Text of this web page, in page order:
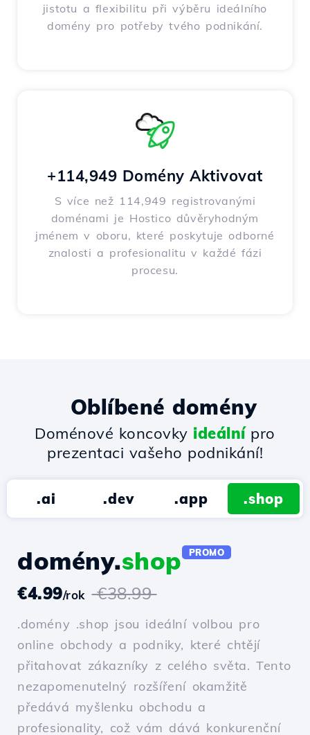
jistotu a flexibilitu při výběru ideálního
domény pro potřeby tvého podnikání.
+114,949 Domény Aktivovat
S více než 114,949 registrovanými
doménami je Hostico důvěryhodným
jménem v oboru, které poskytuje odborné
znalosti a profesionalitu v každé fázi
procesu.
Oblíbené domény
Doménové koncovky ideálnípro
prezentaci vašeho podnikání!
.ai .dev .app .shop
domény.shop PROMO
€4.99/rok €38.99
.domény .shop jsou ideální volbou pro
online obchody a podniky, které chtějí
přitahovat zákazníky z celého světa. Tento
nezapomenutelný rozšíření okamžitě
předává myšlenku obchodu a
profesionality, což vám dává konkurenční